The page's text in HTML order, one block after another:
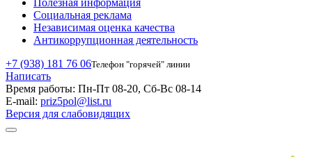
Полезная информация
Социальная реклама
Независимая оценка качества
Антикоррупционная деятельность
+7 (938) 181 76 06Телефон "горячей" линии
Написать
Время работы: Пн-Пт 08-20, Сб-Вс 08-14
E-mail: priz5pol@list.ru
Версия для слабовидящих